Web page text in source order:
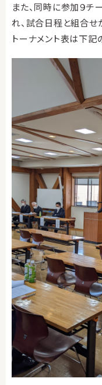
また、同時に参加９
れ、試合日程と組合せ
トーナメント表は下記